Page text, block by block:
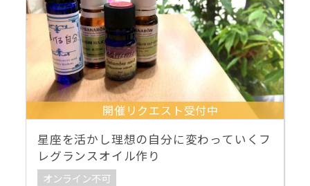
開催リクエスト受付中
星座を活かし理想の自分に変わっていくフ
レグランスオイル作り
オンライン不可